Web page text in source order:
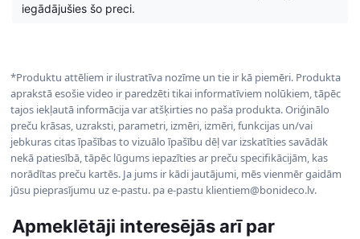
iegādājušies šo preci.
*Produktu attēliem ir ilustratīva nozīme un tie ir kā piemēri. Produkta
aprakstā esošie video ir paredzēti tikai informatīviem nolūkiem, tāpēc
tajos iekļautā informācija var atšķirties no paša produkta. Oriģinālo
preču krāsas, uzraksti, parametri, izmēri, izmēri, funkcijas un/vai
jebkuras citas īpašības to vizuālo īpašību dēļ var izskatīties savādāk
nekā patiesībā, tāpēc lūgums iepazīties ar preču specifikācijām, kas
norādītas preču kartēs. Ja jums ir kādi jautājumi, mēs vienmēr gaidām
jūsu pieprasījumu uz e-pastu. pa e-pastu klientiem@bonideco.lv.
Apmeklētāji interesējās arī par